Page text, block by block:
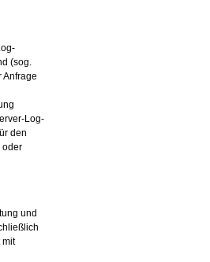
(sog.
Anfrage
Log-
den
oder
und
mit